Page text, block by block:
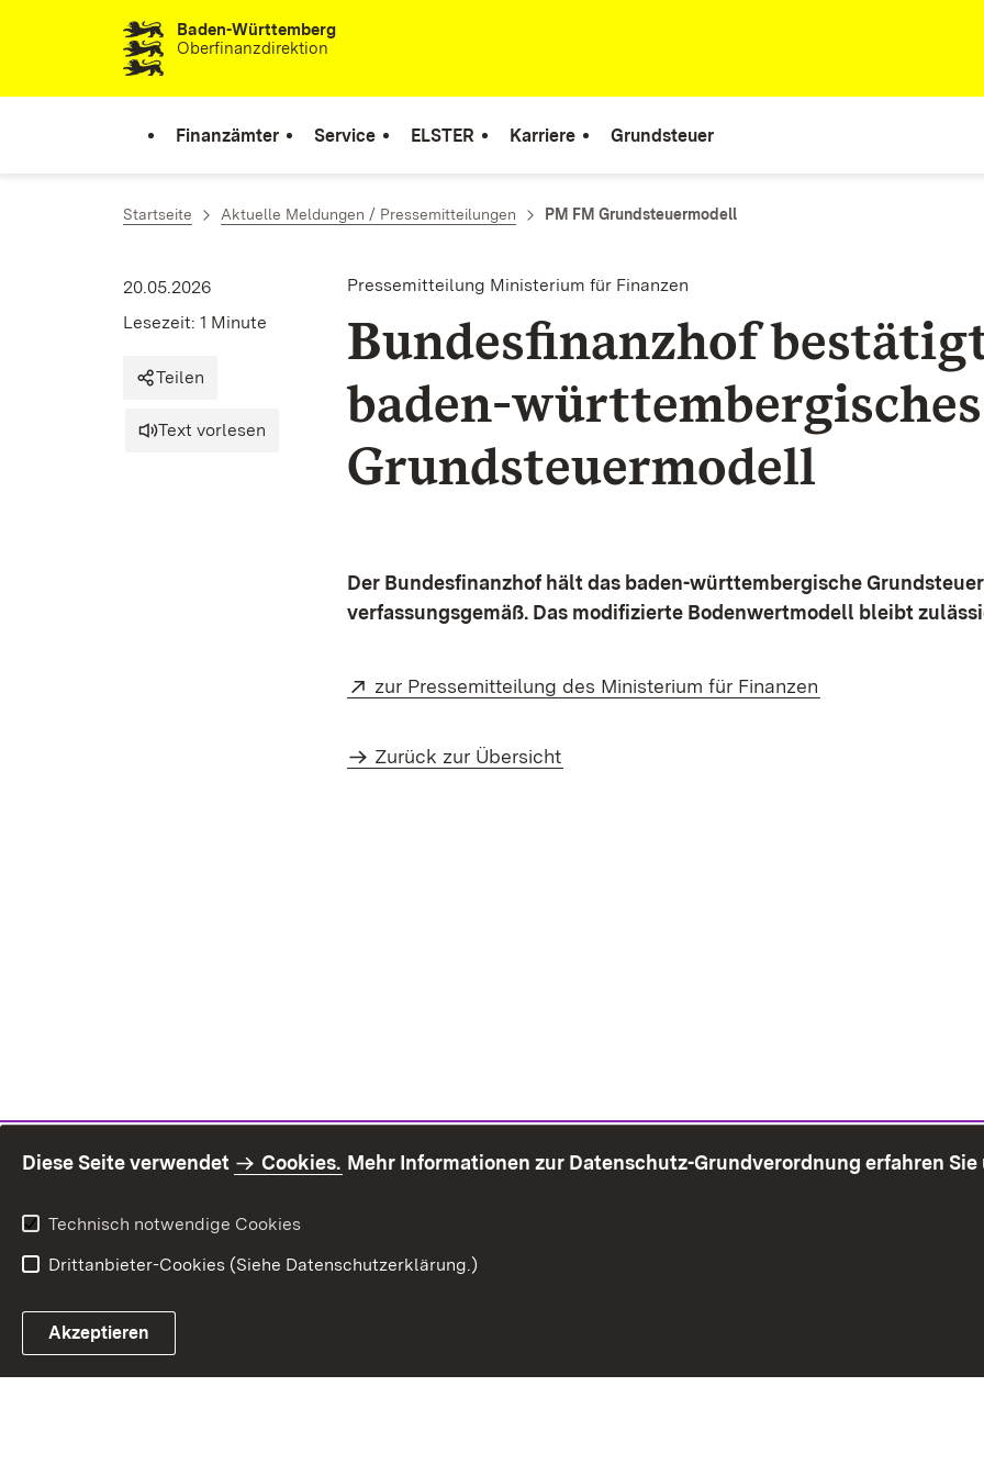
Zum Inhalt springenBaden-Württemberg
Oberfinanzdirektion
Finanzämter Service ELSTER Karriere Grundsteuer
Startseite Aktuelle Meldungen / Pressemitteilungen PM FM Grundsteuermodell
Pressemitteilung Ministerium für Finanzen
Bundesfinanzhof
baden-württembergisches
Grundsteuermodell
20.05.2026
Lesezeit: 1 Minute
Teilen
Text vorlesen
Der Bundesfinanzhof hält das baden-württembergische
verfassungsgemäß. Das modifizierte Bodenwertmodell bleibt
Extern:
zur Pressemitteilung des Ministerium für Finanzen
Zurück zur Übersicht
Diese Seite verwendet Cookies. Mehr Informationen zur Datenschutz-Grundverordnung erfahren Sie
Technisch notwendige Cookies
Drittanbieter-Cookies (Siehe Datenschutzerklärung.)
Akzeptieren